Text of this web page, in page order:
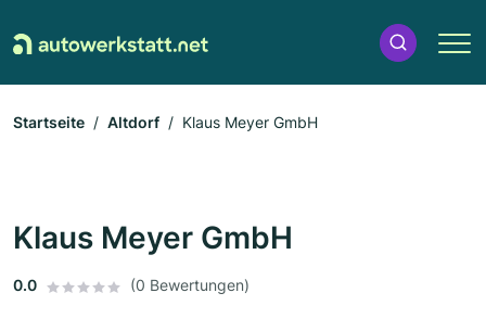
Startseite Altdorf Klaus Meyer GmbH
Klaus Meyer GmbH
0.0 (0 Bewertungen)